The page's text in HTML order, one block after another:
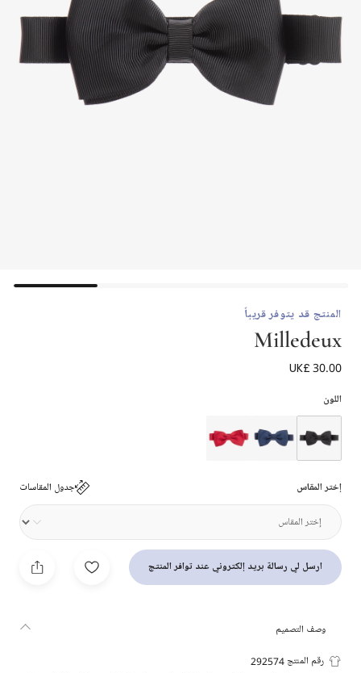
المنتج قد يتوفر قريباً
Milledeux
بابيون لون أسود للأولاد (10سم)
UK£ 30.00
اللون
إختر المقاس جدول المقاسات
ارسل لي رسالة بريد إلكتروني عند توافر المنتج
وصف التصميم
رقم المنتج 292574